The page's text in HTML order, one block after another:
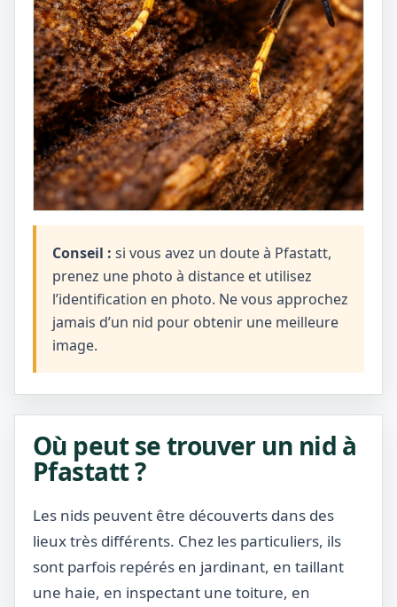
Conseil : si vous avez un doute à Pfastatt,
prenez une photo à distance et utilisez
l’identification en photo. Ne vous approchez
jamais d’un nid pour obtenir une meilleure
image.
Où peut se trouver un nid à
Pfastatt ?
Les nids peuvent être découverts dans des
lieux très différents. Chez les particuliers, ils
sont parfois repérés en jardinant, en taillant
une haie, en inspectant une toiture, en